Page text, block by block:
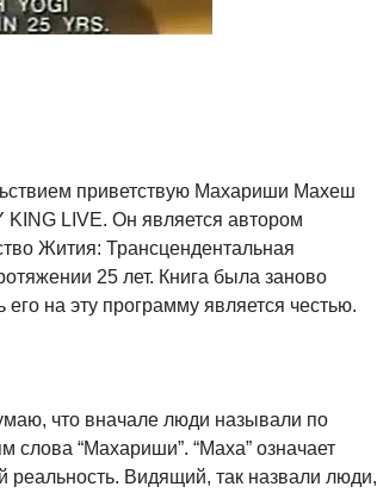
приветствую Махариши Махеш
LIVE. Он является автором
Жития: Трансцендентальная
25 лет. Книга была заново
на эту программу является честью.
что вначале люди называли по
слова “Махариши”. “Маха” означает
реальность. Видящий, так назвали люди,